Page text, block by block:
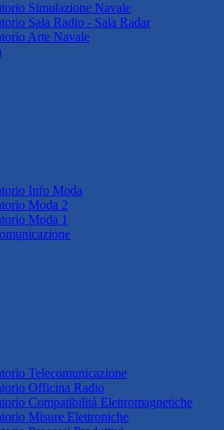
Simulazione Navale
Sala Radio - Sala Radar
Arte Navale
Info Moda
Moda 2
Moda 1
Telecomunicazione
Officina Radio
Compatibilità Elettromagnetiche
Misure Elettroniche